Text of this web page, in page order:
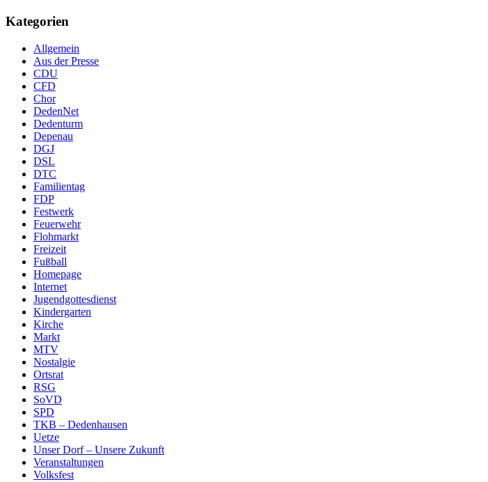
Kategorien
Allgemein
Aus der Presse
CDU
CFD
Chor
DedenNet
Dedenturm
Depenau
DGJ
DSL
DTC
Familientag
FDP
Festwerk
Feuerwehr
Flohmarkt
Freizeit
Fußball
Homepage
Internet
Jugendgottesdienst
Kindergarten
Kirche
Markt
MTV
Nostalgie
Ortsrat
RSG
SoVD
SPD
TKB – Dedenhausen
Uetze
Unser Dorf – Unsere Zukunft
Veranstaltungen
Volksfest